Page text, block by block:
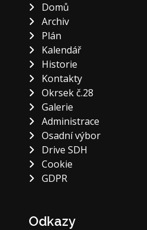
Domů
Archiv
Plán
Kalendář
Historie
Kontakty
Okrsek č.28
Galerie
Administrace
Osadní výbor
Drive SDH
Cookie
GDPR
Odkazy